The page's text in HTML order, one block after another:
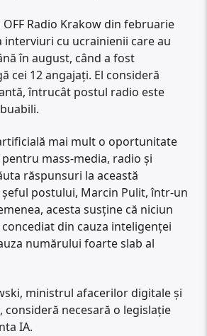
Radio Krakow din februarie
interviuri cu ucrainienii care au
în august, când a fost
cei 12 angajați. El consideră
întrucât postul radio este
mai mult o oportunitate
mass-media, radio și
răspunsuri la această
șeful postului, Marcin Pulit, într-un
acesta susține că niciun
din cauza inteligenței
numărului foarte slab al
ministrul afacerilor digitale și
necesară o legislație
IA.